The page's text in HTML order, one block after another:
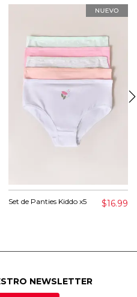
Set de Panties Kiddo x5 $16.99
NEWSLETTER